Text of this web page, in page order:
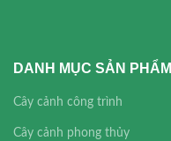
DANH MỤC SẢN PHẨM
Cây cảnh công trình
Cây cảnh phong thủy